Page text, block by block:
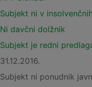
Subjekt ni v
Ni davčni dolžnik
Subjekt je redni
31.12.2016.
Subjekt ni ponudnik